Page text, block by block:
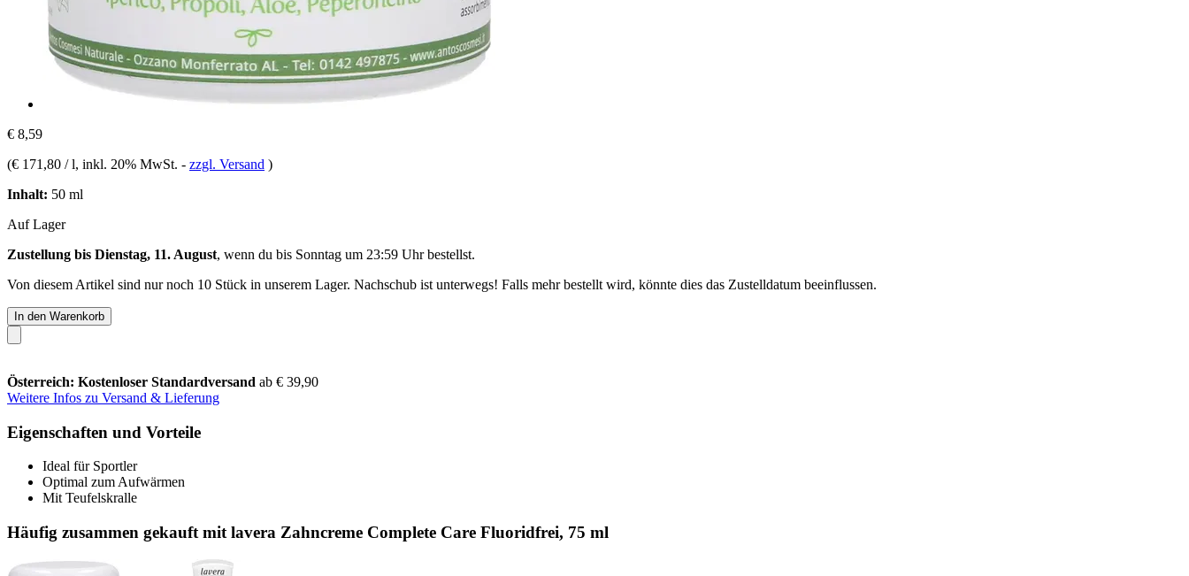
€ 8,59
(€ 171,80 / l, inkl. 20% MwSt. - zzgl. Versand )
Inhalt: 50 ml
Auf Lager
Zustellung bis Dienstag, 11. August, wenn du bis Sonntag um 23:59 Uhrbestellst.
Von diesem Artikel sind nur noch 10 Stück in unserem Lager. Nachschub ist unterwegs! Falls mehr bestellt wird, könnte dies das Zustelldatum beeinflussen.
In den Warenkorb
Österreich: Kostenloser Standardversand ab € 39,90
Weitere Infos zu Versand & Lieferung
Eigenschaften und Vorteile
Ideal für Sportler
Optimal zum Aufwärmen
Mit Teufelskralle
Häufig zusammen gekauft mit lavera Zahncreme Complete Care Fluoridfrei, 75 ml